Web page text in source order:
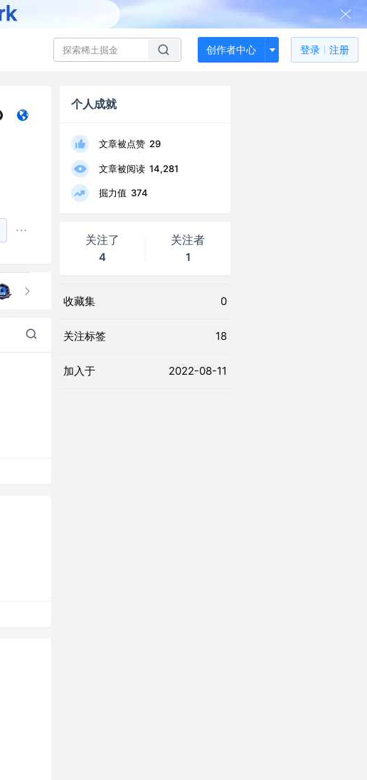
创作者中心 登录 注册
个人成就
文章被点赞 29
文章被阅读 14,281
掘力值 374
关注了
4
关注者
1
收藏集 0
关注标签 18
加入于 2022-08-11